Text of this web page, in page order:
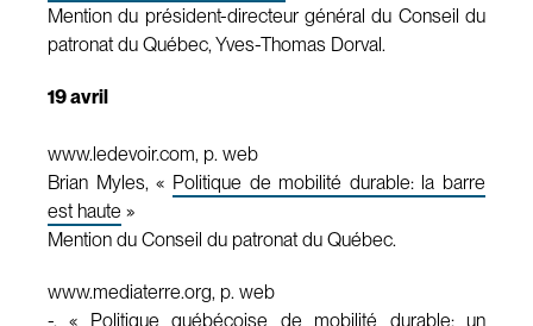
Mention du président-directeur général du Conseil du
patronat du Québec, Yves-Thomas Dorval.
19 avril
www.ledevoir.com, p. web
Brian Myles, « Politique de mobilité durable: la barre
est haute »
Mention du Conseil du patronat du Québec.
www.mediaterre.org, p. web
-, « Politique québécoise de mobilité durable: un